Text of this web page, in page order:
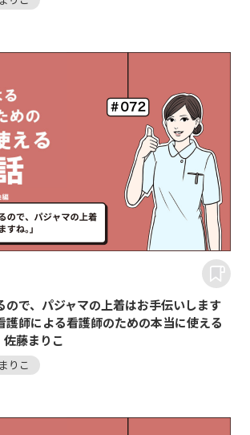
ので、パジャマの上着はお手伝いします
護師による看護師のための本当に使える
藤まりこ
りこ